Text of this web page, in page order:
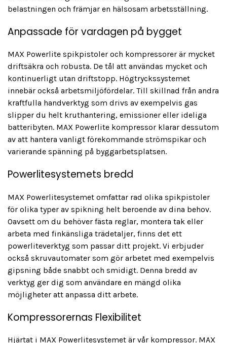
belastningen och främjar en hälsosam arbetsställning.
Anpassade för vardagen på bygget
MAX Powerlite spikpistoler och kompressorer är mycket
driftsäkra och robusta. De tål att användas mycket och
kontinuerligt utan driftstopp. Högtryckssystemet
innebär också arbetsmiljöfördelar. Till skillnad från andra
kraftfulla handverktyg som drivs av exempelvis gas
slipper du helt kruthantering, emissioner eller ideliga
batteribyten. MAX Powerlite kompressor klarar dessutom
av att hantera vanligt förekommande strömspikar och
varierande spänning på byggarbetsplatsen.
Powerlitesystemets bredd
MAX Powerlitesystemet omfattar rad olika spikpistoler
för olika typer av spikning helt beroende av dina behov.
Oavsett om du behöver fästa reglar, montera tak eller
arbeta med finkänsliga trädetaljer, finns det ett
powerliteverktyg som passar ditt projekt. Vi erbjuder
också skruvautomater som gör arbetet med exempelvis
gipsning både snabbt och smidigt. Denna bredd av
verktyg ger dig som användare en mängd olika
möjligheter att anpassa ditt arbete.
Kompressorernas Flexibilitet
Hjärtat i MAX Powerlitesystemet är vår kompressor. MAX